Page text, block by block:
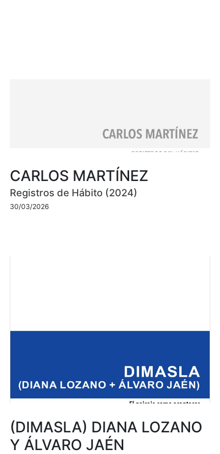
CARLOS MARTÍNEZ
Registros de Hábito (2024)
30/03/2026
(DIMASLA) DIANA LOZANO
Y ÁLVARO JAÉN